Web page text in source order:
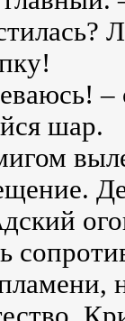
–
шар.